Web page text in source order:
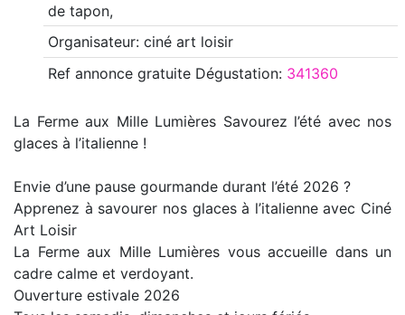
de tapon,
Organisateur: ciné art loisir
Ref annoncegratuite Dégustation: 341360
La Ferme aux Mille Lumières Savourez l’été avec nos
glaces à l’italienne !
Envie d’une pause gourmande durant l’été 2026 ?
Apprenez à savourer nos glaces à l’italienne avec Ciné
Art Loisir
La Ferme aux Mille Lumières vous accueille dans un
cadre calme et verdoyant.
Ouverture estivale 2026